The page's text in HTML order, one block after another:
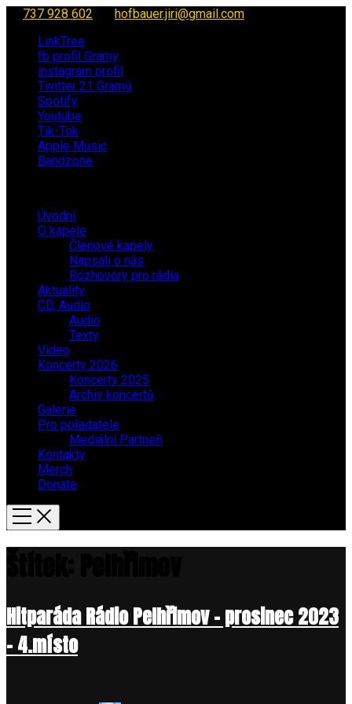
737 928 602
hofbauer.jiri@gmail.com
LinkTree
fb profil Gramy
instagram profil
Twitter 21 Gramů
Spotify
Youtube
Tik-Tok
Apple Music
Bandzone
Úvodní
O kapele
Členové kapely
Napsali o nás
Rozhovory pro rádia
Aktuality
CD, Audio
Audio
Texty
Video
Koncerty 2026
Koncerty 2025
Archiv koncertů
Galerie
Pro pořadatele
Mediální Partneři
Kontakty
Merch
Donate
Hitparáda Rádio Pelhřimov – prosinec 2023
– 4.místo